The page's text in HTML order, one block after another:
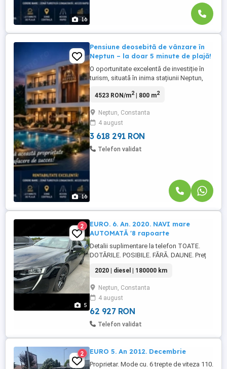
16
16
Pensiune deosebită de vânzare în
Neptun – la doar 5 minute de plajă!
O oportunitate excelentă de investiție în
turism, situată în inima stațiunii Neptun,
potențial imens pentru dezvoltare și
Suprafața terenului: 1500 mp Suprafață
construită totală: 800 mp Structură: Parter
+ 2 etaje Imobilul ...
4523 RON/m2| 800 m2
Neptun, Constanta
4 august
3 618 291 RON
Telefon validat
5
2
EURO. 6. An. 2020. NAVI mare
AUTOMATĂ '8 rapoarte
Detalii suplimentare la telefon TOATE.
DOTĂRILE. POSIBILE. FĂRĂ. DAUNE. Preț
2020 | diesel | 180000 km
Neptun, Constanta
4 august
62 927 RON
Telefon validat
2 EURO 5. An 2012. Decembrie
Proprietar. Mode cu. 6 trepte de viteza 110.